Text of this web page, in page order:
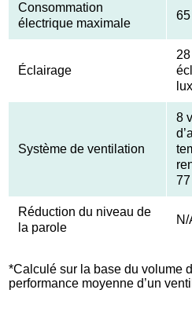
Consommation
électrique maximale
Éclairage
lux
Système de ventilation
8
Réduction du niveau de
la parole
N/
*Calculé sur la base du volume
performance moyenne d’un